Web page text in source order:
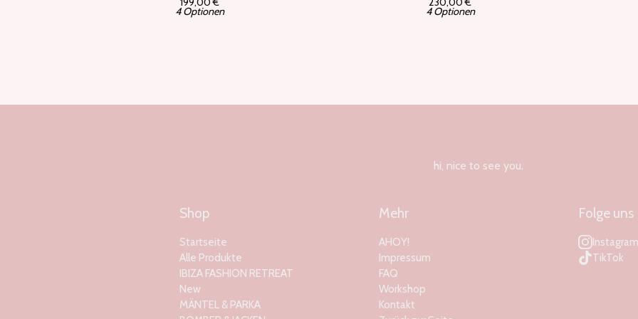
4 Optionen 4 Optionen
hi, nice to see you.
Shop
Startseite
Alle Produkte
IBIZA FASHION RETREAT
New
MÄNTEL & PARKA
Mehr
AHOY!
Impressum
FAQ
Workshop
Kontakt
Folge uns
Instagram
TikTok